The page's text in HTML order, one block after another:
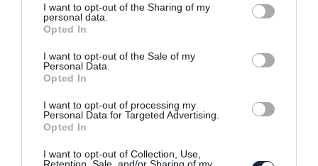
not limited to your visit or usage behaviour. You may click to
grant or deny consent to Google and its third-party tags to
use your data for below specified purposes in below Google
consent section.
I want to opt-out of the Sharing of my
personal data.
Opted In
I want to opt-out of the Sale of my
Personal Data.
Opted In
I want to opt-out of processing my
Personal Data for Targeted Advertising.
Opted In
I want to opt-out of Collection, Use,
Retention, Sale, and/or Sharing of my
Szülinapos 7-es sorozat